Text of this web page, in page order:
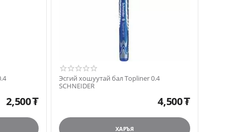
2,500₮
Эсгий хошуутай бал Topliner 0.4
SCHNEIDER
4,500₮
ХАРЪЯ